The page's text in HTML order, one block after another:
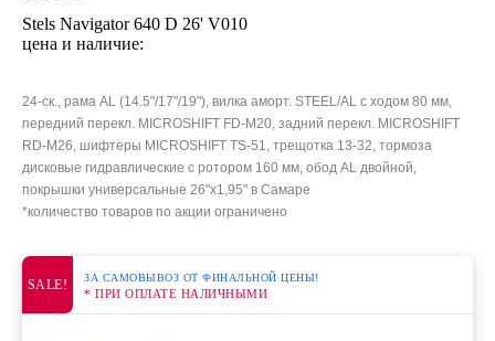
Stels Navigator 640 D 26' V010
цена и наличие:
24-ск., рама AL (14.5"/17"/19"), вилка аморт. STEEL/AL с ходом 80 мм,
передний перекл. MICROSHIFT FD-M20, задний перекл. MICROSHIFT
RD-M26, шифтеры MICROSHIFT TS-51, трещотка 13-32, тормоза
дисковые гидравлические с ротором 160 мм, обод AL двойной,
покрышки универсальные 26"х1,95" в Самаре
*количество товаров по акции ограничено
SALE! ЗА САМОВЫВОЗ ОТ ФИНАЛЬНОЙ ЦЕНЫ!
* ПРИ ОПЛАТЕ НАЛИЧНЫМИ